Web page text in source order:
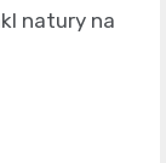
natury na